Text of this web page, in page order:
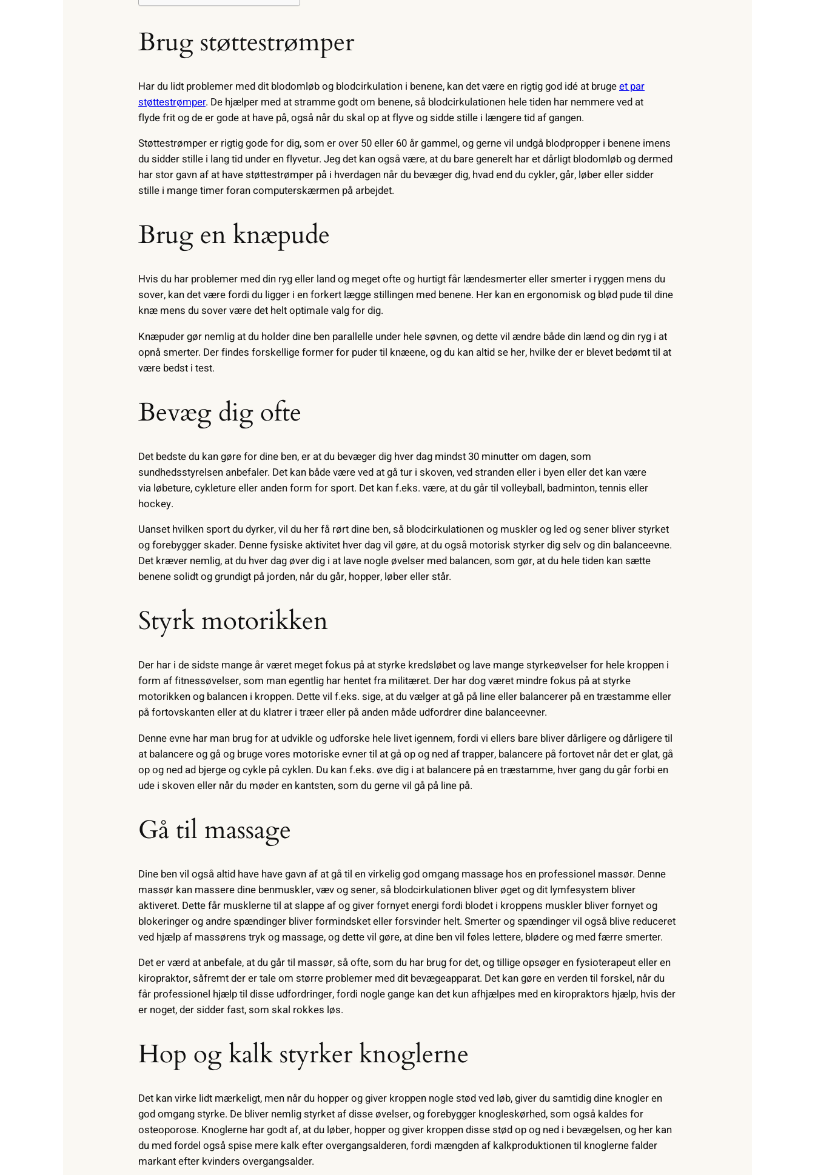
Brug støttestrømper
Har du lidt problemer med dit blodomløb og blodcirkulation i benene, kan det være en rigtig god idé at brugeet par
støttestrømper. De hjælper med at stramme godt om benene, så blodcirkulationen hele tiden har nemmere ved at
flyde frit og de er gode at have på, også når du skal op at flyve og sidde stille i længere tid af gangen.
Støttestrømper er rigtig gode for dig, som er over 50 eller 60 år gammel, og gerne vil undgå blodpropper i benene imens
du sidder stille i lang tid under en flyvetur. Jeg det kan også være, at du bare generelt har et dårligt blodomløb og dermed
har stor gavn af at have støttestrømper på i hverdagen når du bevæger dig, hvad end du cykler, går, løber eller sidder
stille i mange timer foran computerskærmen på arbejdet.
Brug en knæpude
Hvis du har problemer med din ryg eller land og meget ofte og hurtigt får lændesmerter eller smerter i ryggen mens du
sover, kan det være fordi du ligger i en forkert lægge stillingen med benene. Her kan en ergonomisk og blød pude til dine
knæ mens du sover være det helt optimale valg for dig.
Knæpuder gør nemlig at du holder dine ben parallelle under hele søvnen, og dette vil ændre både din lænd og din ryg i at
opnå smerter. Der findes forskellige former for puder til knæene, og du kan altid se her, hvilke der er blevet bedømt til at
være bedst i test.
Bevæg dig ofte
Det bedste du kan gøre for dine ben, er at du bevæger dig hver dag mindst 30 minutter om dagen, som
sundhedsstyrelsen anbefaler. Det kan både være ved at gå tur i skoven, ved stranden eller i byen eller det kan være
via løbeture, cykleture eller anden form for sport. Det kan f.eks. være, at du går til volleyball, badminton, tennis eller
hockey.
Uanset hvilken sport du dyrker, vil du her få rørt dine ben, så blodcirkulationen og muskler og led og sener bliver styrket
og forebygger skader. Denne fysiske aktivitet hver dag vil gøre, at du også motorisk styrker dig selv og din balanceevne.
Det kræver nemlig, at du hver dag øver dig i at lave nogle øvelser med balancen, som gør, at du hele tiden kan sætte
benene solidt og grundigt på jorden, når du går, hopper, løber eller står.
Styrk motorikken
Der har i de sidste mange år været meget fokus på at styrke kredsløbet og lave mange styrkeøvelser for hele kroppen i
form af fitnessøvelser, som man egentlig har hentet fra militæret. Der har dog været mindre fokus på at styrke
motorikken og balancen i kroppen. Dette vil f.eks. sige, at du vælger at gå på line eller balancerer på en træstamme eller
på fortovskanten eller at du klatrer i træer eller på anden måde udfordrer dine balanceevner.
Denne evne har man brug for at udvikle og udforske hele livet igennem, fordi vi ellers bare bliver dårligere og dårligere til
at balancere og gå og bruge vores motoriske evner til at gå op og ned af trapper, balancere på fortovet når det er glat, gå
op og ned ad bjerge og cykle på cyklen. Du kan f.eks. øve dig i at balancere på en træstamme, hver gang du går forbi en
ude i skoven eller når du møder en kantsten, som du gerne vil gå på line på.
Gå til massage
Dine ben vil også altid have have gavn af at gå til en virkelig god omgang massage hos en professionel massør. Denne
massør kan massere dine benmuskler, væv og sener, så blodcirkulationen bliver øget og dit lymfesystem bliver
aktiveret. Dette får musklerne til at slappe af og giver fornyet energi fordi blodet i kroppens muskler bliver fornyet og
blokeringer og andre spændinger bliver formindsket eller forsvinder helt. Smerter og spændinger vil også blive reduceret
ved hjælp af massørens tryk og massage, og dette vil gøre, at dine ben vil føles lettere, blødere og med færre smerter.
Det er værd at anbefale, at du går til massør, så ofte, som du har brug for det, og tillige opsøger en fysioterapeut eller en
kiropraktor, såfremt der er tale om større problemer med dit bevægeapparat. Det kan gøre en verden til forskel, når du
får professionel hjælp til disse udfordringer, fordi nogle gange kan det kun afhjælpes med en kiropraktors hjælp, hvis der
er noget, der sidder fast, som skal rokkes løs.
Hop og kalk styrker knoglerne
Det kan virke lidt mærkeligt, men når du hopper og giver kroppen nogle stød ved løb, giver du samtidig dine knogler en
god omgang styrke. De bliver nemlig styrket af disse øvelser, og forebygger knogleskørhed, som også kaldes for
osteoporose. Knoglerne har godt af, at du løber, hopper og giver kroppen disse stød op og ned i bevægelsen, og her kan
du med fordel også spise mere kalk efter overgangsalderen, fordi mængden af kalkproduktionen til knoglerne falder
markant efter kvinders overgangsalder.